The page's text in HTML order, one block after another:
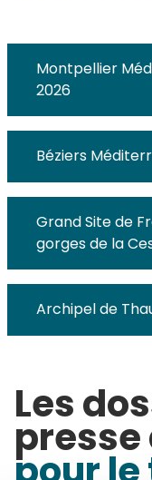
Montpellier
2026
Béziers
Grand Site de
gorges de la
Archipel de
Les
presse